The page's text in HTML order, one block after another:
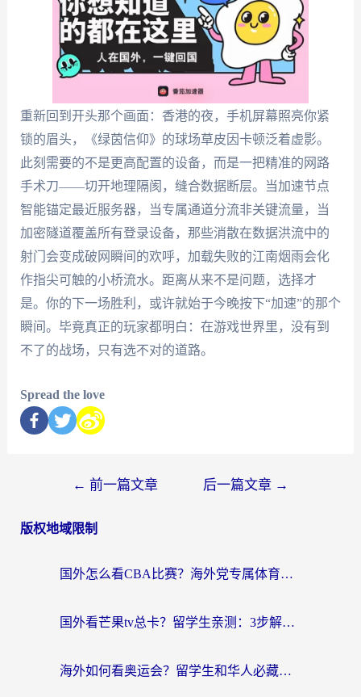
重新回到开头那个画面：香港的夜，手机屏幕照亮你紧
锁的眉头，《绿茵信仰》的球场草皮因卡顿泛着虚影。
此刻需要的不是更高配置的设备，而是一把精准的网路
手术刀——切开地理隔阂，缝合数据断层。当加速节点
智能锚定最近服务器，当专属通道分流非关键流量，当
加密隧道覆盖所有登录设备，那些消散在数据洪流中的
射门会变成破网瞬间的欢呼，加载失败的江南烟雨会化
作指尖可触的小桥流水。距离从来不是问题，选择才
是。你的下一场胜利，或许就始于今晚按下“加速”的那个
瞬间。毕竟真正的玩家都明白：在游戏世界里，没有到
不了的战场，只有选不对的道路。
Spread the love
← 前一篇文章 后一篇文章 →
版权地域限制
国外怎么看CBA比赛？海外党专属体育直播指南，告别地区限制看球自由
国外看芒果tv总卡？留学生亲测：3步解决地域限制+流畅追剧攻略
海外如何看奥运会？留学生和华人必藏的体育赛事观看终极指南